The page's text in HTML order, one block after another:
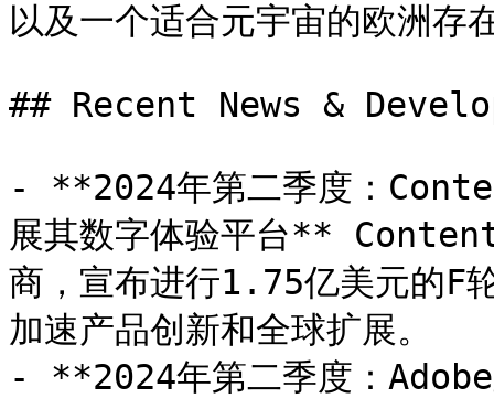
以及一个适合元宇宙的欧洲存
## Recent News &
- **2024年第二季度：
展其数字体验平台**
商，宣布进行1.75亿美元的
加速产品创新和全球扩展。
- **2024年第二季度：